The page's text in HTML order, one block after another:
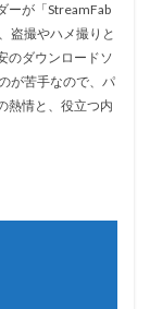
ーが「StreamFab
盗撮やハメ撮りと
のダウンロードソ
が苦手なので、パ
熱情と、役立つ内